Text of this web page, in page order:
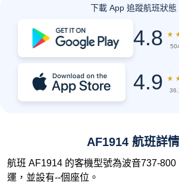
下載 App 追蹤航班狀態
4.8 ★
4.9 ★
AF1914 航班詳情
航班 AF1914 的客機型號為波音737-800
運，並設有--個座位。